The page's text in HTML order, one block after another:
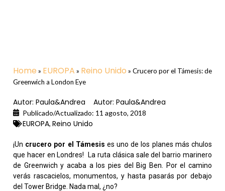
Home » EUROPA » Reino Unido » Crucero por el Támesis: de
Greenwich a London Eye
Autor: Paula&Andrea Autor: Paula&Andrea
Publicado/Actualizado: 11 agosto, 2018
EUROPA, Reino Unido
¡Un crucero por el Támesis es uno de los planes más chulos
que hacer en Londres! La ruta clásica sale del barrio marinero
de Greenwich y acaba a los pies del Big Ben. Por el camino
verás rascacielos, monumentos, y hasta pasarás por debajo
del Tower Bridge. Nada mal, ¿no?